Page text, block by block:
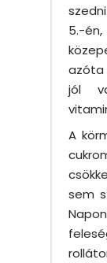
5.-
azóta
jól
A
sem